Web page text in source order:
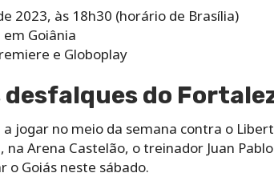
2023, às 18h30 (horário de Brasília)
em Goiânia
e Globoplay
desfalques do
jogar no meio da semana contra o
na Arena Castelão, o treinador Juan
Goiás neste sábado.